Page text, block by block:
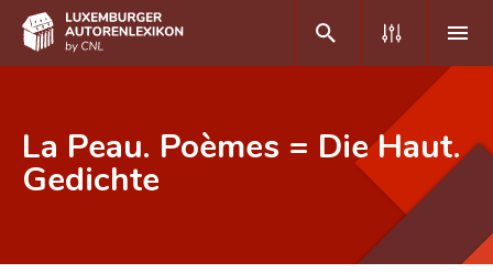
La Peau. Poèmes = Die Haut.
Gedichte